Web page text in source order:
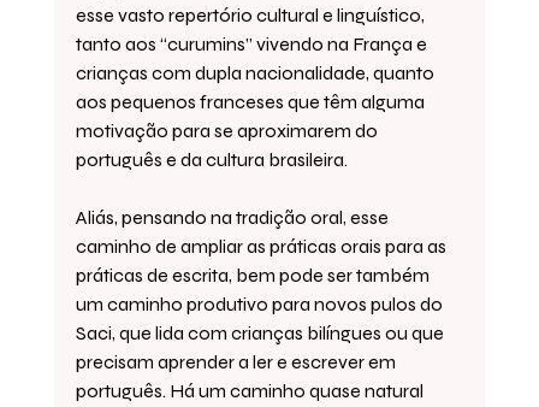
esse vasto repertório cultural e linguístico,
tanto aos “curumins” vivendo na França e
crianças com dupla nacionalidade, quanto
aos pequenos franceses que têm alguma
motivação para se aproximarem do
português e da cultura brasileira.
Aliás, pensando na tradição oral, esse
caminho de ampliar as práticas orais para as
práticas de escrita, bem pode ser também
um caminho produtivo para novos pulos do
Saci, que lida com crianças bilíngues ou que
precisam aprender a ler e escrever em
português. Há um caminho quase natural